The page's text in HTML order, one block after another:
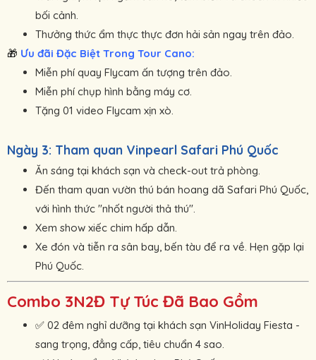
bối cảnh.
Thưởng thức ẩm thực thực đơn hải sản ngay trên đảo.
🎁 Ưu đãi Đặc Biệt Trong Tour Cano:
Miễn phí quay Flycam ấn tượng trên đảo.
Miễn phí chụp hình bằng máy cơ.
Tặng 01 video Flycam xịn xò.
Ngày 3: Tham quan Vinpearl Safari Phú Quốc
Ăn sáng tại khách sạn và check-out trả phòng.
Đến tham quan vườn thú bán hoang dã Safari Phú Quốc,
với hình thức "nhốt người thả thú".
Xem show xiếc chim hấp dẫn.
Xe đón và tiễn ra sân bay, bến tàu để ra về. Hẹn gặp lại
Phú Quốc.
Combo 3N2Đ Tự Túc Đã Bao Gồm
✅ 02 đêm nghỉ dưỡng tại khách sạn VinHoliday Fiesta -
sang trọng, đẳng cấp, tiêu chuẩn 4 sao.